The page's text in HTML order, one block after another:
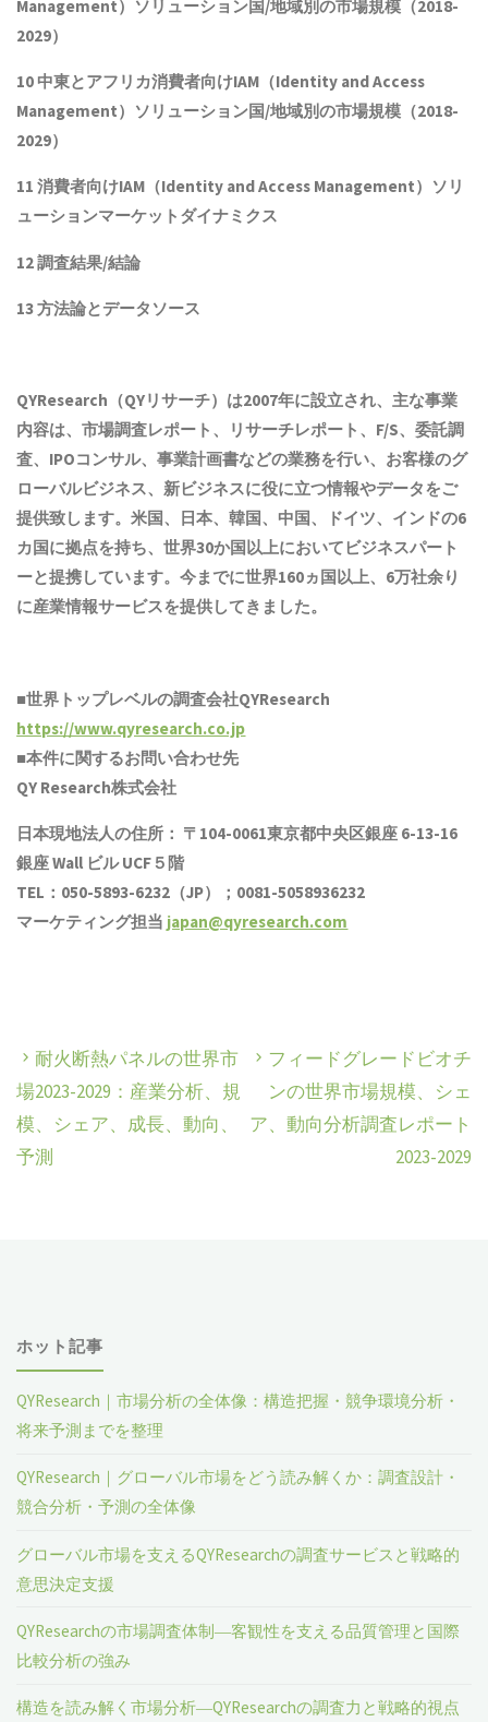
Management）ソリューション国/地域別の市場規模（2018-
2029）
10 中東とアフリカ消費者向けIAM（Identity and Access
Management）ソリューション国/地域別の市場規模（2018-
2029）
11 消費者向けIAM（Identity and Access Management）ソリ
ューションマーケットダイナミクス
12 調査結果/結論
13 方法論とデータソース
QYResearch（QYリサーチ）は2007年に設立され、主な事業
内容は、市場調査レポート、リサーチレポート、F/S、委託調
査、IPOコンサル、事業計画書などの業務を行い、お客様のグ
ローバルビジネス、新ビジネスに役に立つ情報やデータをご
提供致します。米国、日本、韓国、中国、ドイツ、 インドの6
カ国に拠点を持ち、世界30か国以上においてビジネスパート
ーと提携しています。今までに世界160ヵ国以上、6万社余り
に産業情報サービスを提供してきました。
■世界トップレベルの調査会社QYResearch
https://www.qyresearch.co.jp
■本件に関するお問い合わせ先
QY Research株式会社
日本現地法人の住所： 〒104-0061東京都中央区銀座 6-13-16
銀座 Wall ビル UCF５階
TEL：050-5893-6232（JP）；0081-5058936232
マーケティング担当 japan@qyresearch.com
耐火断熱パネルの世界市
場2023-2029：産業分析、規
模、シェア、成長、動向、
予測
フィードグレードビオチ
ンの世界市場規模、シェ
ア、動向分析調査レポート
2023-2029
ホット記事
QYResearch｜市場分析の全体像：構造把握・競争環境分析・
将来予測までを整理
QYResearch｜グローバル市場をどう読み解くか：調査設計・
競合分析・予測の全体像
グローバル市場を支えるQYResearchの調査サービスと戦略的
意思決定支援
QYResearchの市場調査体制―客観性を支える品質管理と国際
比較分析の強み
構造を読み解く市場分析―QYResearchの調査力と戦略的視点